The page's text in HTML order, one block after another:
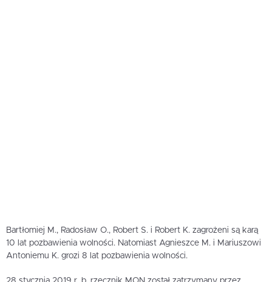
Bartłomiej M., Radosław O., Robert S. i Robert K. zagrożeni są karą
10 lat pozbawienia wolności. Natomiast Agnieszce M. i Mariuszowi
Antoniemu K. grozi 8 lat pozbawienia wolności.